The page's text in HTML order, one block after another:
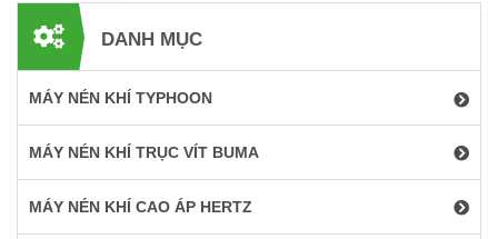
DANH MỤC
MÁY NÉN KHÍ TYPHOON
MÁY NÉN KHÍ TRỤC VÍT BUMA
MÁY NÉN KHÍ CAO ÁP HERTZ